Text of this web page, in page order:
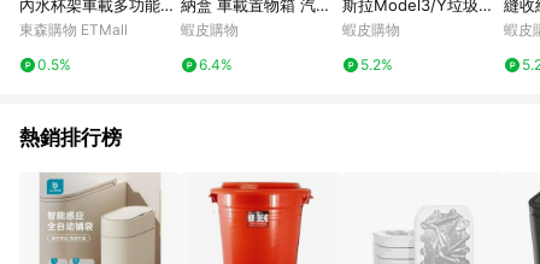
行申訴，恕無法贈點回饋。 10. 部分點數紅包僅限指定商品使
用，或不適用於無回饋商品。各點數紅包之適用商品與使用條件
請依點數紅包頁面規則為準。
內水杯架車載多功能紙
巾盒后排儲物車內用品
東森購物 ETMall
0.5%
納盒 車載置物箱 汽車
椅背收納盒 車用置物
椅背收納 座椅後排收納
蝦皮購物
6.4%
斯拉Model3/Y垃圾桶
車載置物前後排雜物盒
蝦皮購物
5.2%
縫收
椅夾
蝦皮
熱銷排行榜